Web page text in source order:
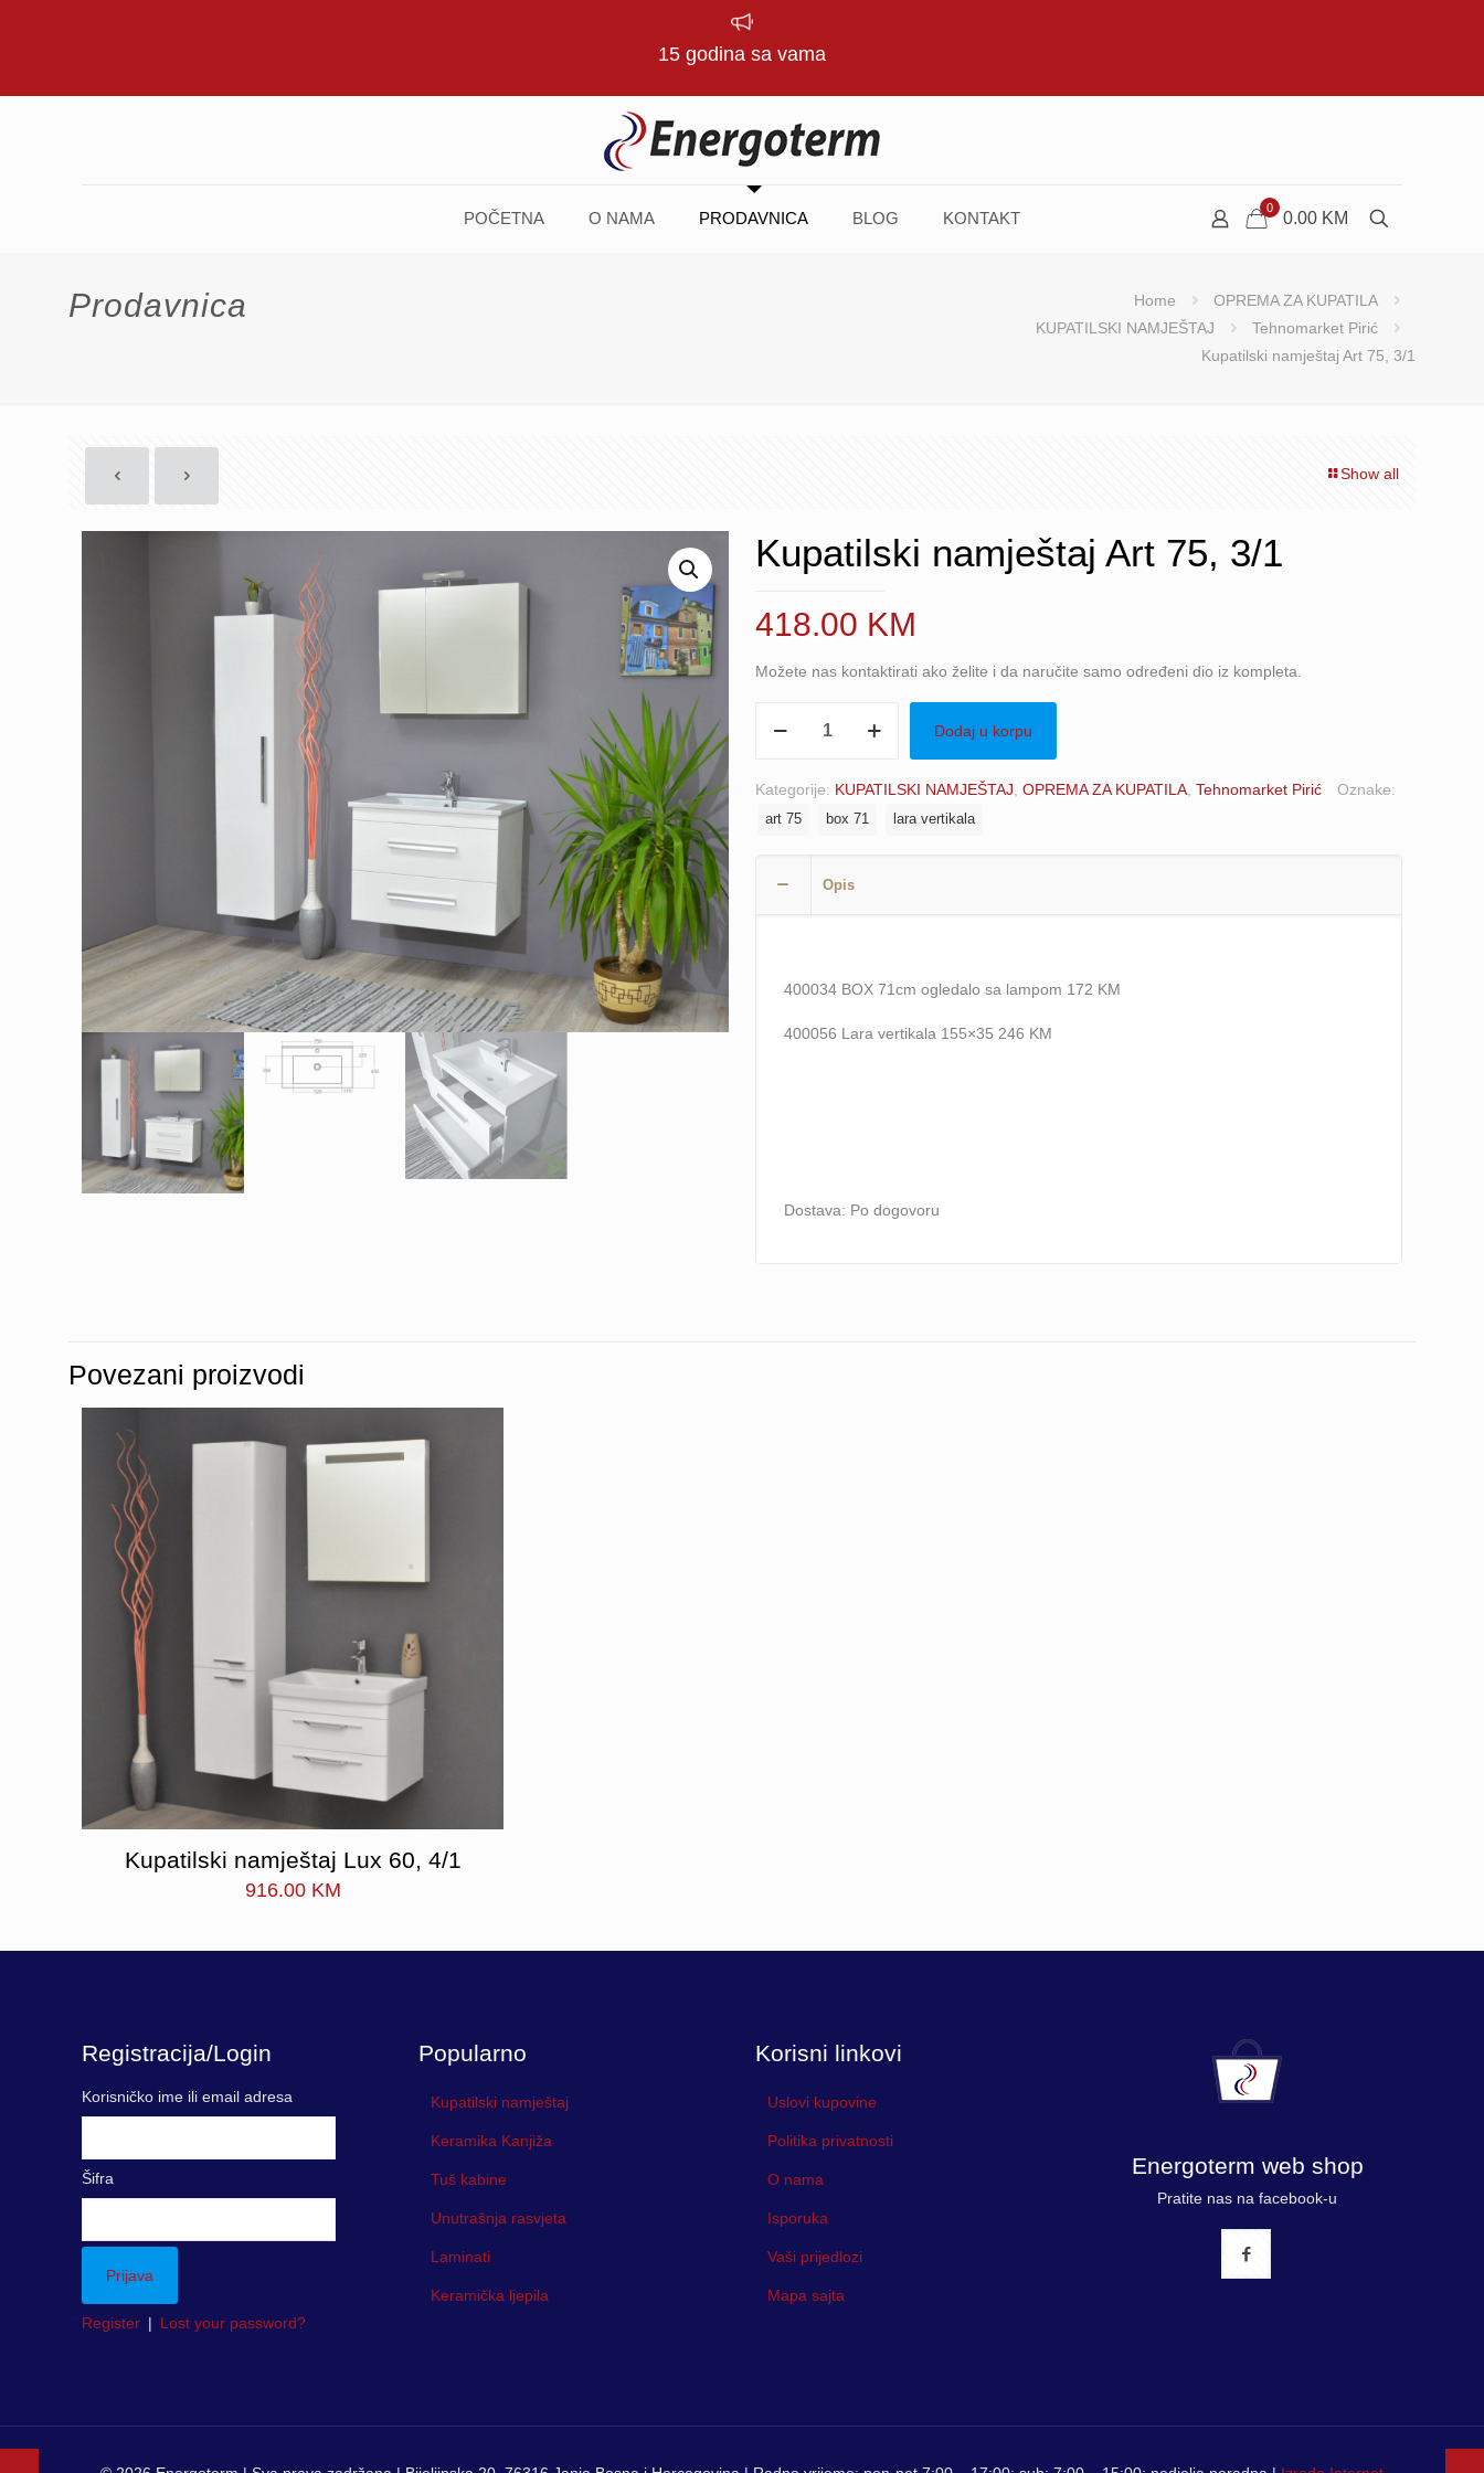
15 godina sa vama
POČETNA O NAMA PRODAVNICA BLOG KONTAKT
0
0.00 KM
Prodavnica Home
OPREMA ZA KUPATILA
KUPATILSKI NAMJEŠTAJ
Tehnomarket Pirić
Kupatilski namještaj Art 75, 3/1
Show all
Kupatilski namještaj Art 75, 3/1
418.00 KM
Možete nas kontaktirati ako želite i da naručite samo određeni dio iz kompleta.
75,
3/1
Dodaj u korpu
Kategorije: KUPATILSKI NAMJEŠTAJ OPREMA ZA KUPATILA Tehnomarket Pirić Oznake:
art 75 box 71 lara vertikala
Opis
400034 BOX 71cm ogledalo sa lampom 172 KM
400056 Lara vertikala 155×35 246 KM
Dostava: Po dogovoru
Povezani proizvodi
Kupatilski namještaj Lux 60, 4/1
916.00 KM
Registracija/Login
Korisničko ime ili email adresa
Šifra
Register | Lost your password?
Popularno
Kupatilski namještaj
Keramika Kanjiža
Tuš kabine
Unutrašnja rasvjeta
Laminati
Keramička ljepila
Korisni linkovi
Uslovi kupovine
Politika privatnosti
O nama
Isporuka
Vaši prijedlozi
Mapa sajta
Energoterm web shop
Pratite nas na facebook-u